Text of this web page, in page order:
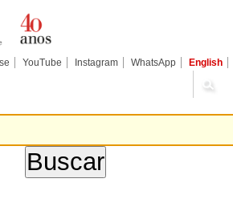
YouTube Instagram WhatsApp English